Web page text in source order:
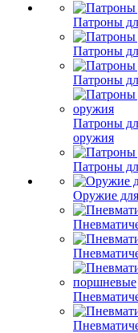
Патроны
Патроны
Патроны
Патроны
оружия
Патроны
Оружие